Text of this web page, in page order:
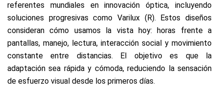
referentes mundiales en innovación óptica, incluyendo
soluciones progresivas como Varilux (R). Estos diseños
consideran cómo usamos la vista hoy: horas frente a
pantallas, manejo, lectura, interacción social y movimiento
constante entre distancias. El objetivo es que la
adaptación sea rápida y cómoda, reduciendo la sensación
de esfuerzo visual desde los primeros días.